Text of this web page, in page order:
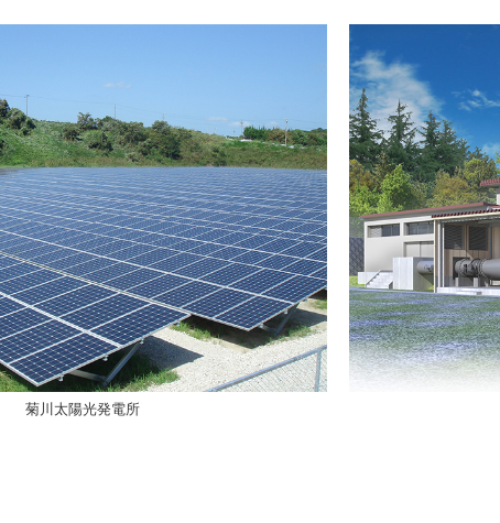
菊川太陽光発電所